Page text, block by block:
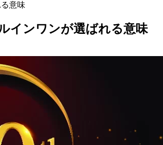
意味
インワンが選ばれる意味